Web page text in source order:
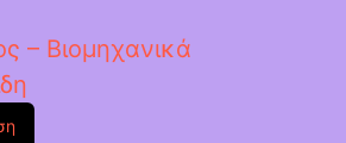
– Βιομηχανικά